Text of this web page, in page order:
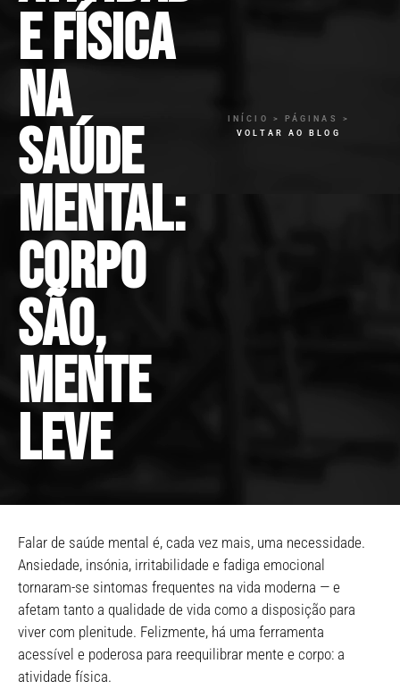
e física
na
saúde
mental:
corpo
são,
mente
leve
INÍCIO > PÁGINAS >
VOLTAR AO BLOG
Falar de saúde mental é, cada vez mais, uma necessidade.
Ansiedade, insónia, irritabilidade e fadiga emocional
tornaram-se sintomas frequentes na vida moderna — e
afetam tanto a qualidade de vida como a disposição para
viver com plenitude. Felizmente, há uma ferramenta
acessível e poderosa para reequilibrar mente e corpo: a
atividade física.